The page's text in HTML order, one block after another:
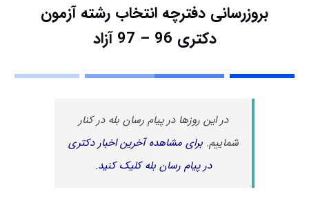
بروزرسانی دفترچه انتخاب رشته آزمون
دکتری 96 – 97 آزاد
در این روزها در پیام رسان بله در کنار
شماییم.برای مشاهده آخرین اخبار دکتری
در پیام رسان بله کلیک کنید.